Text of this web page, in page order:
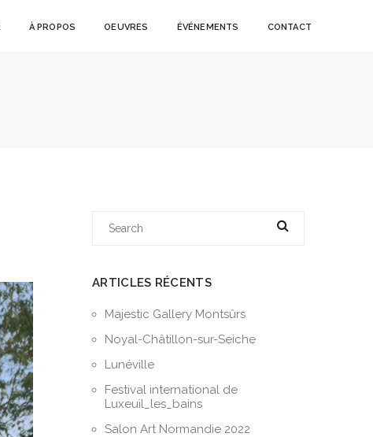
À PROPOS OEUVRES ÉVÉNEMENTS CONTACT
ARTICLES RÉCENTS
Majestic Gallery Montsûrs
Noyal-Châtillon-sur-Seiche
Lunéville
Festival international de
Luxeuil_les_bains
Salon Art Normandie 2022